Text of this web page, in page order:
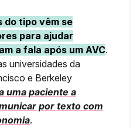
do tipo vêm se
para ajudar
a fala após um AVC.
universidades da
e Berkeley
uma paciente a
por texto com
.